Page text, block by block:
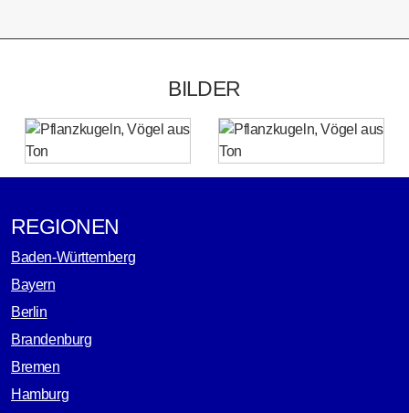
BILDER
REGIONEN
Baden-Württemberg
Bayern
Berlin
Brandenburg
Bremen
Hamburg